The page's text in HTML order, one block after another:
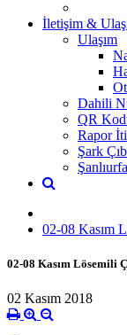
İletişim &
Ulaşım
Dahili
QR
Rapor
Şark
02-08 Kasım
02-08 Kasım Lösemili
02 Kasım 2018